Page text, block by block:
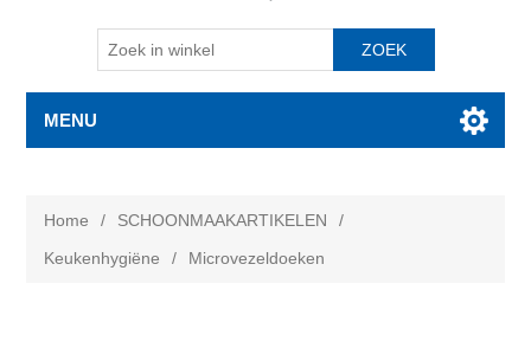
MENU
Home / SCHOONMAAKARTIKELEN
/
Keukenhygiëne
/ Microvezeldoeken